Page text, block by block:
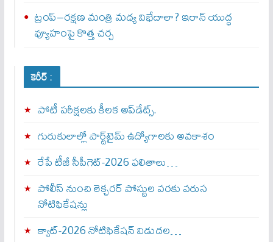
ట్రంప్–రక్షణ మంత్రి మధ్య విభేదాలా? ఇరాన్ యుద్ధ
వ్యూహంపై కొత్త చర్చ
కెరీర్ :
పోటీ పరీక్షలకు కీలక అప్‌డేట్స్.
గురుకులాల్లో పార్ట్‌టైమ్ ఉద్యోగాలకు అవకాశం
రేపే టీజీ సీపీగెట్‌-2026 ఫలితాలు…
పోలీస్ నుంచి లెక్చరర్ పోస్టుల వరకు వరుస
నోటిఫికేషన్లు
క్యాట్-2026 నోటిఫికేషన్ విడుదల…